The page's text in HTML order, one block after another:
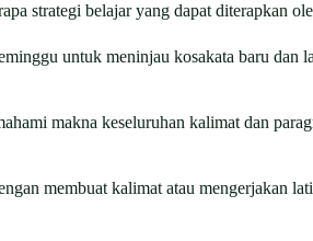
strategi belajar yang dapat diterapkan
untuk meninjau kosakata baru dan
makna keseluruhan kalimat dan
membuat kalimat atau mengerjakan